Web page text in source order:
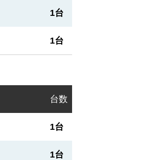
1台
1台
台数
1台
1台